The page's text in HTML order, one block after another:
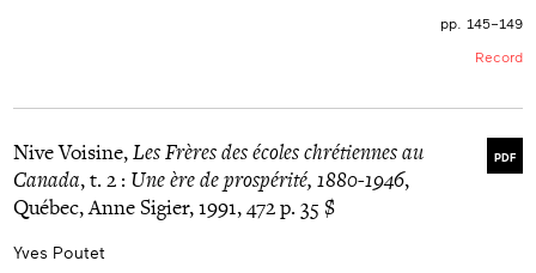
pp. 145–149
Record
PDF
Nive Voisine,Les Frères des écoles chrétiennes au
Canada, t. 2 : Une ère de prospérité, 1880-1946,
Québec, Anne Sigier, 1991, 472 p. 35 $
Yves Poutet